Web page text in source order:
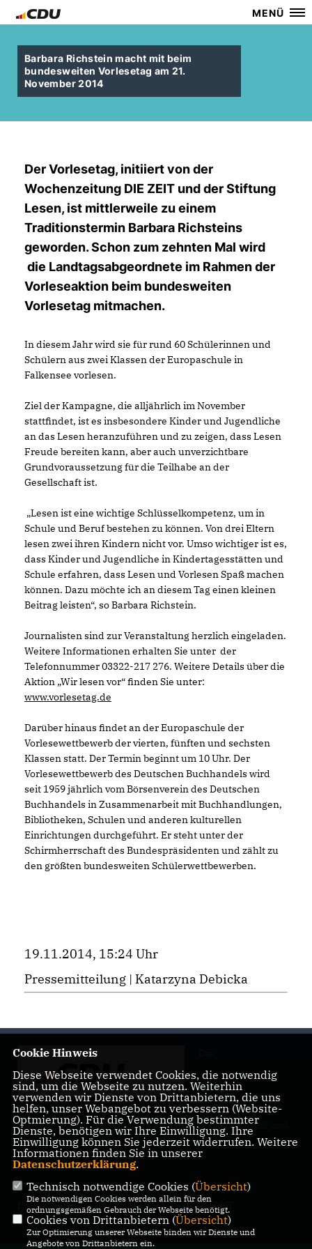
MENÜ
Barbara Richstein macht mit beim
bundesweiten Vorlesetag am 21.
November 2014
Der Vorlesetag, initiiert von der
Wochenzeitung DIE ZEIT und der Stiftung
Lesen, ist mittlerweile zu einem
Traditionstermin Barbara Richsteins
geworden. Schon zum zehnten Mal wird
die Landtagsabgeordnete im Rahmen der
Vorleseaktion beim bundesweiten
Vorlesetag mitmachen.
In diesem Jahr wird sie für rund 60 Schülerinnen und
Schülern aus zwei Klassen der Europaschule in
Falkensee vorlesen.
Ziel der Kampagne, die alljährlich im November
stattfindet, ist es insbesondere Kinder und Jugendliche
an das Lesen heranzuführen und zu zeigen, dass Lesen
Freude bereiten kann, aber auch unverzichtbare
Grundvoraussetzung für die Teilhabe an der
Gesellschaft ist.
Lesen ist eine wichtige Schlüsselkompetenz, um in
Schule und Beruf bestehen zu können. Von drei Eltern
lesen zwei ihren Kindern nicht vor. Umso wichtiger ist es,
dass Kinder und Jugendliche in Kindertagesstätten und
Schule erfahren, dass Lesen und Vorlesen Spaß machen
können. Dazu möchte ich an diesem Tag einen kleinen
Beitrag leisten“, so Barbara Richstein.
Journalisten sind zur Veranstaltung herzlich eingeladen.
Weitere Informationen erhalten Sie unter der
Telefonnummer 03322-217 276. Weitere Details über die
Aktion „Wir lesen vor“ finden Sie unter:
www.vorlesetag.de
Darüber hinaus findet an der Europaschule der
Vorlesewettbewerb der vierten, fünften und sechsten
Klassen statt. Der Termin beginnt um 10 Uhr. Der
Vorlesewettbewerb des Deutschen Buchhandels wird
seit 1959 jährlich vom Börsenverein des Deutschen
Buchhandels in Zusammenarbeit mit Buchhandlungen,
Bibliotheken, Schulen und anderen kulturellen
Einrichtungen durchgeführt. Er steht unter der
Schirmherrschaft des Bundespräsidenten und zählt zu
den größten bundesweiten Schülerwettbewerben.
19.11.2014, 15:24 Uhr
Pressemitteilung | Katarzyna Debicka
Landtagsabgeordnete Barbara Richstein präsentiert sich und
ihre politischen Ziele.
IMPRESSUM DATENSCHUTZ KONTAKT
Cookie Hinweis
Diese Webseite verwendet Cookies, die notwendig
sind, um die Webseite zu nutzen. Weiterhin
verwenden wir Dienste von Drittanbietern, die uns
helfen, unser Webangebot zu verbessern (Website-
Optmierung). Für die Verwendung bestimmter
Dienste, benötigen wir Ihre Einwilligung. Ihre
Einwilligung können Sie jederzeit widerrufen. Weitere
Informationen finden Sie in unserer
Datenschutzerklärung.
Technisch notwendige Cookies (Übersicht)
Die notwendigen Cookies werden allein für den
ordnungsgemäßen Gebrauch der Webseite benötigt.
Cookies von Drittanbietern (Übersicht)
Zur Optimierung unserer Webseite binden wir Dienste und
Angebote von Drittanbietern ein.